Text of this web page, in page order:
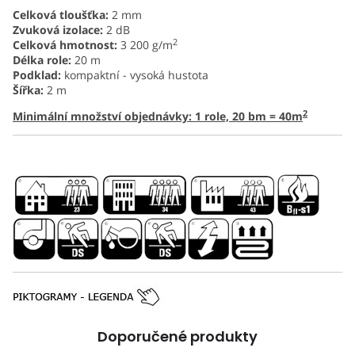
Celková tloušťka: 2 mm
Zvuková izolace: 2 dB
Celková hmotnost: 3 200 g/m2
Délka role: 20 m
Podklad: kompaktní - vysoká hustota
Šířka: 2 m
Minimální množství objednávky: 1 role, 20 bm = 40m2
Doporučené produkty